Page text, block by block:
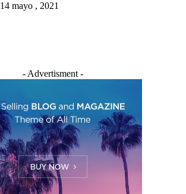
14 mayo , 2021
- Advertisment -